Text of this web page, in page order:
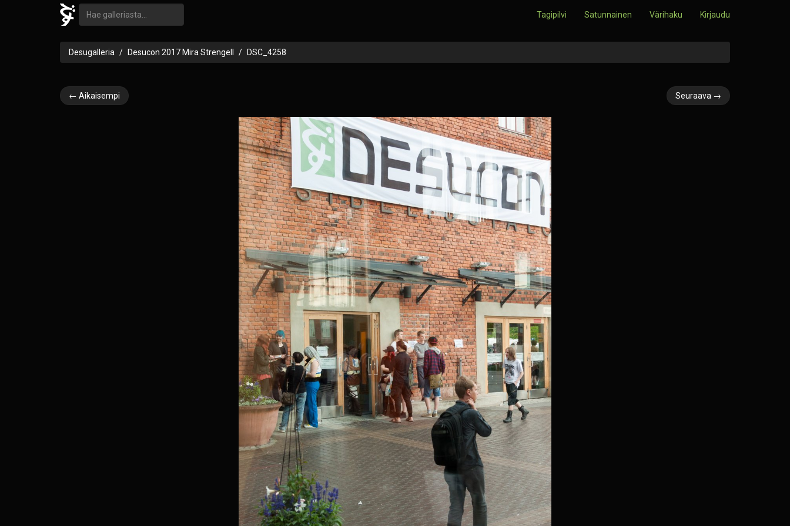
Tagipilvi Satunnainen Värihaku Kirjaudu
Desugalleria Desucon 2017 Mira Strengell DSC_4258
← Aikaisempi Seuraava →